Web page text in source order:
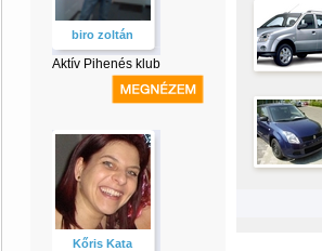
biro zoltán
Aktív Pihenés klub
Kőris Kata